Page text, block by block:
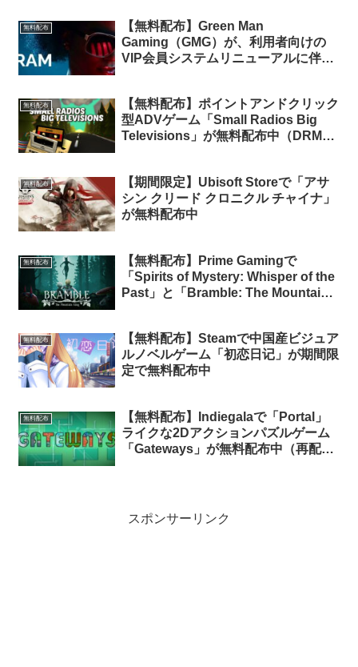
無料配布
【無料配布】Green Man
Gaming（GMG）が、利用者向けの
VIP会員システムリニューアルに伴い
無料配布
【無料配布】ポイントアンドクリック
型ADVゲーム「Small Radios Big
Televisions」が無料配布中（DRMフ
無料配布
【期間限定】Ubisoft Storeで「アサ
シン クリード クロニクル チャイナ」
が無料配布中
無料配布
【無料配布】Prime Gamingで
「Spirits of Mystery: Whisper of the
Past」と「Bramble: The Mountain
無料配布
【無料配布】Steamで中国産ビジュア
ルノベルゲーム「初恋日记」が期間限
定で無料配布中
無料配布
【無料配布】Indiegalaで「Portal」
ライクな2Dアクションパズルゲーム
「Gateways」が無料配布中（再配
スポンサーリンク